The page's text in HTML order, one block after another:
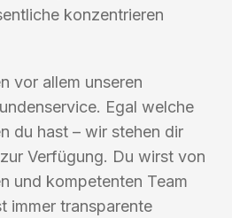
konzentrieren
vor allem unseren
Egal welche
du hast – wir stehen dir
Verfügung. Du wirst von
und kompetenten Team
immer transparente